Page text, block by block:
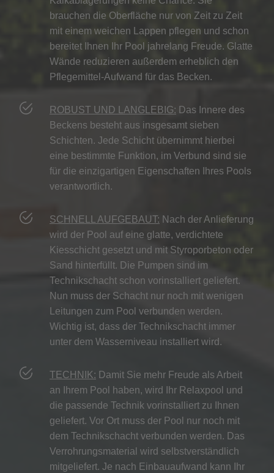
brauchen die Oberfläche nur von Zeit zu Zeit
mit einem weichen Lappen pflegen und schon
bereitet Ihnen Ihr Pool jahrelang Freude. Glatte
Wände reduzieren außerdem erheblich den
Pflegemittel-Aufwand für das Becken.
ROBUST UND LANGLEBIG: Das Innere des
Beckens besteht aus insgesamt sieben
Schichten. Jede Schicht übernimmt hierbei
eine bestimmte Funktion, im Verbund sind sie
für die einzigartigen Eigenschaften Ihres Pools
verantwortlich.
SCHNELL AUFGEBAUT: Nach der Anlieferung
wird der Pool auf eine glatte, verdichtete
Kiesschicht gesetzt und mit Styroporbeton oder
Sand hinterfüllt. Die Pumpen sind im
Technikschacht schon vorinstalliert geliefert.
Nun muss der Schacht nur noch mit wenigen
Leitungen zum Pool verbunden werden.
Wichtig ist, dass der Technikschacht immer
unter dem Wasserniveau installiert wird.
TECHNIK: Damit Sie mehr Freude als Arbeit
an Ihrem Pool haben, wird Ihr Relaxpool und
die passende Technik vorinstalliert zu Ihnen
geliefert. Vor Ort muss der Pool nur noch mit
dem Technikschacht verbunden werden. Das
Verrohrungsmaterial wird selbstverständlich
mitgeliefert. Je nach Einbauaufwand kann Ihr